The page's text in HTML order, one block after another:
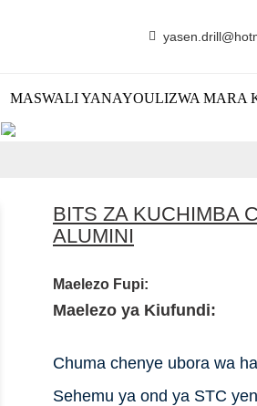
MASWALI YANAYOULIZWA MARA
BIDHAA
BITS ZA KUCHIMBA
ALUMINI
Maelezo Fupi:
Maelezo ya Kiufundi:
Chuma chenye ubora wa
Sehemu ya ond ya STC